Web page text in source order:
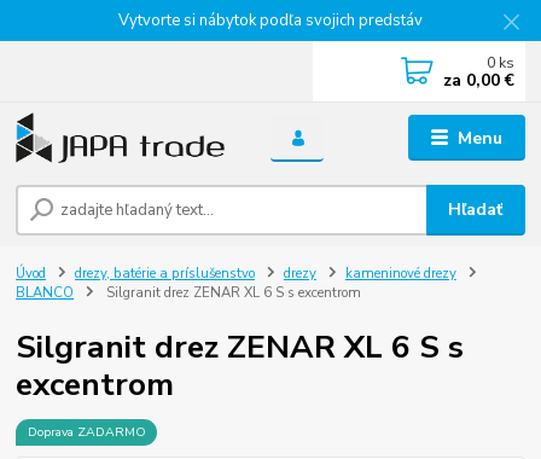
Vytvorte si nábytok podľa svojich predstáv
Menu
Hľadať
0 ks
za 0,00 €
Úvod drezy, batérie a príslušenstvo drezy
kameninové drezy
BLANCO
Silgranit drez ZENAR XL 6 S s excentrom
Silgranit drez ZENAR XL 6 S s
excentrom
Doprava ZADARMO